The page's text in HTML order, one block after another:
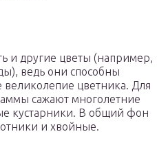
и другие цветы (например,
ведь они способны
великолепие цветника. Для
сажают многолетние
кустарники. В общий фон
и хвойные.